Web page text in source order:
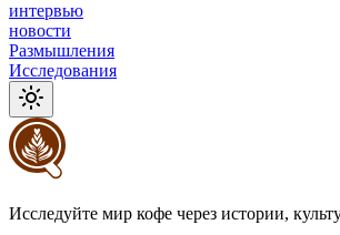
интервью
новости
Размышления
Исследования
Исследуйте мир кофе через истории,